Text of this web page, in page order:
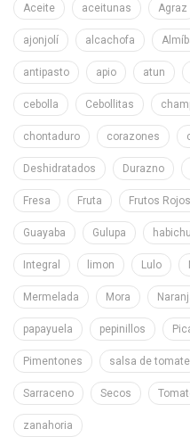
Aceite aceitunas Agraz
ajonjolí alcachofa
antipasto apio atun
cebolla Cebollitas
chontaduro corazones
Deshidratados Durazno
Fresa Fruta Frutos Rojos
Guayaba Gulupa
Integral limon Lulo
Mermelada Mora
papayuela pepinillos
Pimentones salsa de tomate
Sarraceno Secos
zanahoria